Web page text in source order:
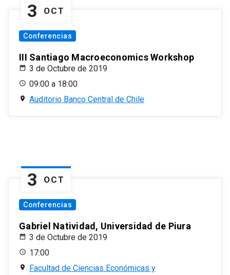
3 OCT
Conferencias
III Santiago Macroeconomics Workshop
3 de Octubre de 2019
09:00 a 18:00
Auditorio Banco Central de Chile
3 OCT
Conferencias
Gabriel Natividad, Universidad de Piura
3 de Octubre de 2019
17:00
Facultad de Ciencias Económicas y